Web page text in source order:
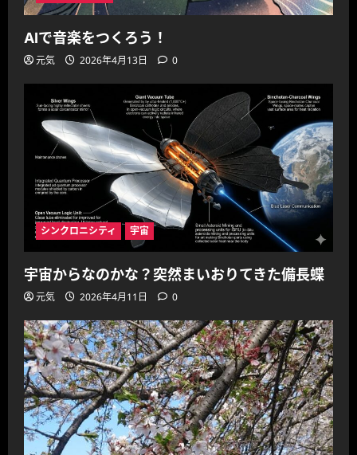
AIで音楽をつくろう！
元気 2026年4月13日 0
シンクロニシティ 宇宙
宇宙からなのかな？突然まいおりてきた備長蝶
元気 2026年4月11日 0